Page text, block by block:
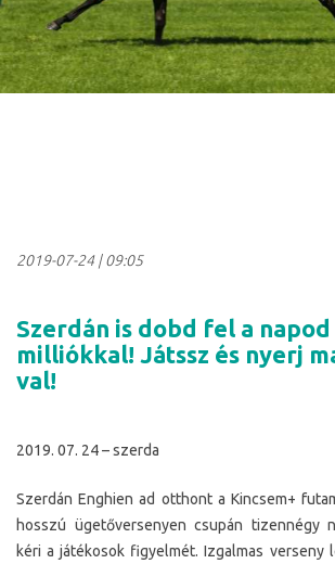
2019-07-24|09:05
Szerdán is dobd fel a
milliókkal! Játssz és nyerj
val!
2019. 07. 24 – szerda
Szerdán Enghien ad otthont a Kincsem+
hosszú ügetőversenyen csupán tizennégy
kéri a játékosok figyelmét. Izgalmas verseny